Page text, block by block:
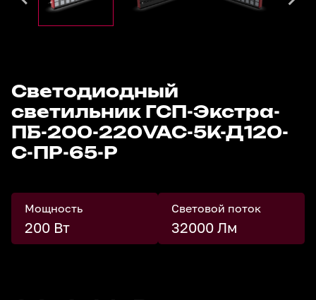
Светодиодный
светильник ГСП-Экстра-
ПБ-200-220VAC-5К-Д120-
С-ПР-65-Р
Мощность
200 Вт
Световой поток
32000 Лм